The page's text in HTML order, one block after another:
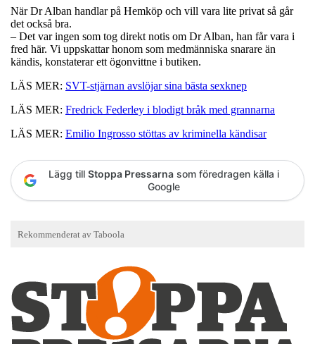
När Dr Alban handlar på Hemköp och vill vara lite privat så går
det också bra.
– Det var ingen som tog direkt notis om Dr Alban, han får vara i
fred här. Vi uppskattar honom som medmänniska snarare än
kändis, konstaterar ett ögonvittne i butiken.
LÄS MER: SVT-stjärnan avslöjar sina bästa sexknep
LÄS MER: Fredrick Federley i blodigt bråk med grannarna
LÄS MER: Emilio Ingrosso stöttas av kriminella kändisar
Lägg till Stoppa Pressarna som föredragen källa i
Google